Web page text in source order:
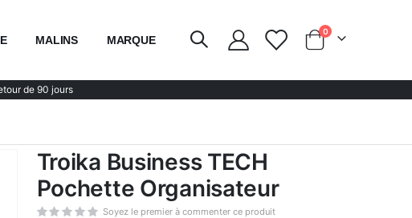
MALINS MARQUE Chariot
0articles
de 90 jours
Troika Business TECH
Pochette Organisateur
Soyez le premier à commenter ce produit